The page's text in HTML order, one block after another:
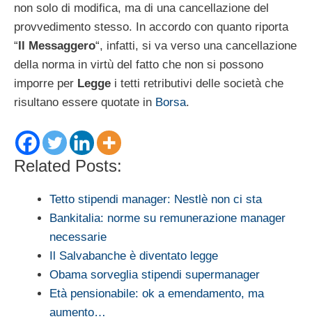
non solo di modifica, ma di una cancellazione del
provvedimento stesso. In accordo con quanto riporta
“Il Messaggero“, infatti, si va verso una cancellazione
della norma in virtù del fatto che non si possono
imporre per Legge i tetti retributivi delle società che
risultano essere quotate in Borsa.
Related Posts:
Tetto stipendi manager: Nestlè non ci sta
Bankitalia: norme su remunerazione manager
necessarie
Il Salvabanche è diventato legge
Obama sorveglia stipendi supermanager
Età pensionabile: ok a emendamento, ma
aumento…